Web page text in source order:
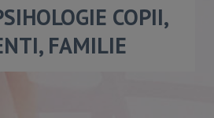
COPII,
FAMILIE